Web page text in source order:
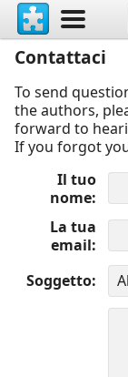
Contattaci
To send
the authors,
forward to
If you forgot
Il tuo
nome
La tua
email
Soggetto